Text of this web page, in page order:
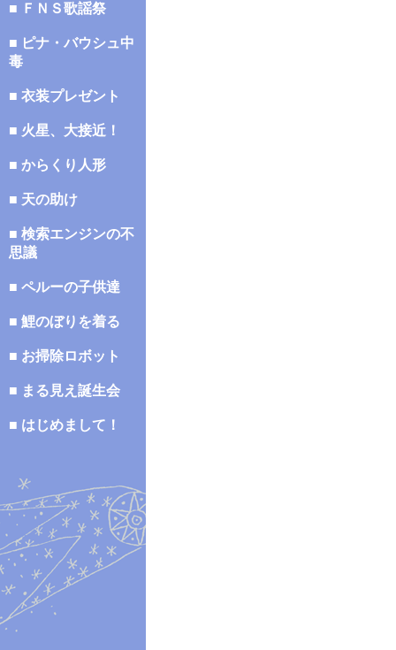
■ ＦＮＳ歌謡祭
■ ピナ・バウシュ中
毒
■ 衣装プレゼント
■ 火星、大接近！
■ からくり人形
■ 天の助け
■ 検索エンジンの不
思議
■ ペルーの子供達
■ 鯉のぼりを着る
■ お掃除ロボット
■ まる見え誕生会
■ はじめまして！